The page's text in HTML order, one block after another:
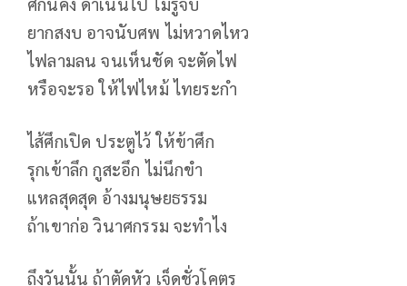
ยากสงบ อาจนับศพ ไม่หวาดไหว
ไฟลามลน จนเห็นชัด จะตัดไฟ
หรือจะรอ ให้ไฟไหม้ ไทยระกำ
ไส้ศึกเปิด ประตูไว้ ให้ข้าศึก
รุกเข้าลึก กูสะอึก ไม่นึกขำ
แหลสุดสุด อ้างมนุษยธรรม
ถ้าเขาก่อ วินาศกรรม จะทำไง
ถึงวันนั้น ถ้าตัดหัว เจ็ดชั่วโคตร